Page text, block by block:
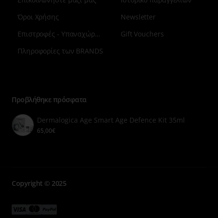
7
Όροι Χρήσης
Επιστροφές - Υπαναχώρηση
Πληροφορίες των BRANDS
Newsletter
Gift Vouchers
Προβλήθηκε πρόσφατα
Dermalogica Age Smart Age Defence Kit 35ml
65,00€
Copyright © 2025